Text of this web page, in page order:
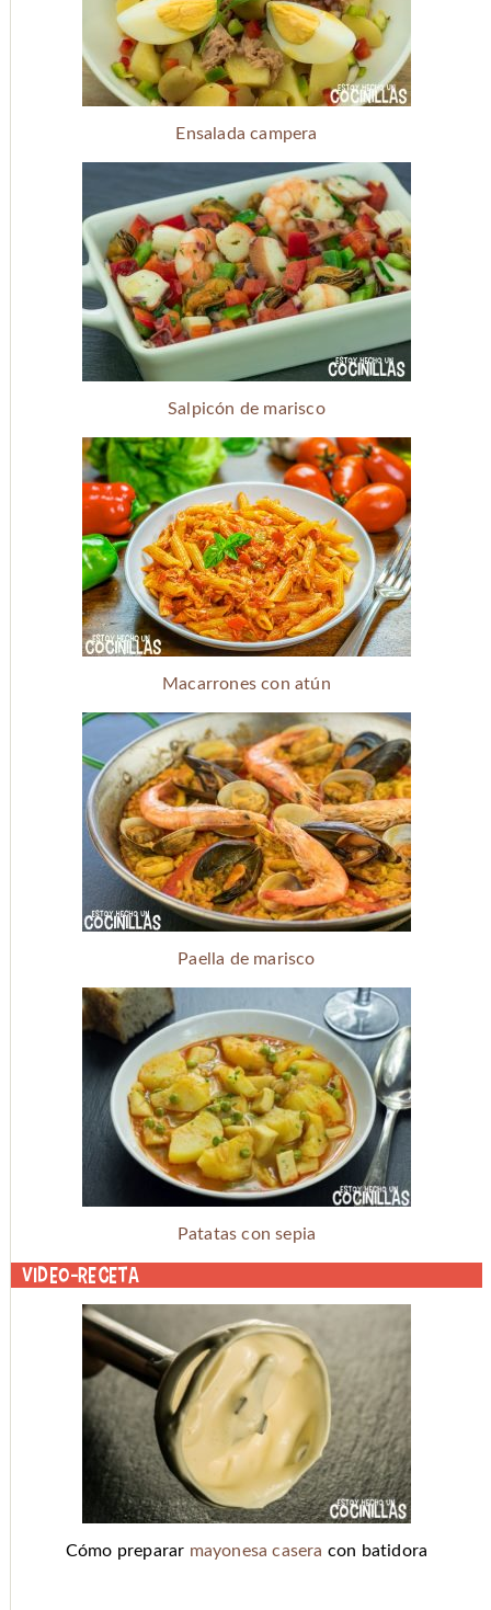
Ensalada campera
Salpicón de marisco
Macarrones con atún
Paella de marisco
Patatas con sepia
Video-receta
Cómo preparar mayonesa casera con batidora